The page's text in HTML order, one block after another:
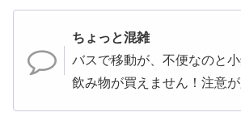
ちょっと混雑
バスで移動が、不便なのと
飲み物が買えません！注意が